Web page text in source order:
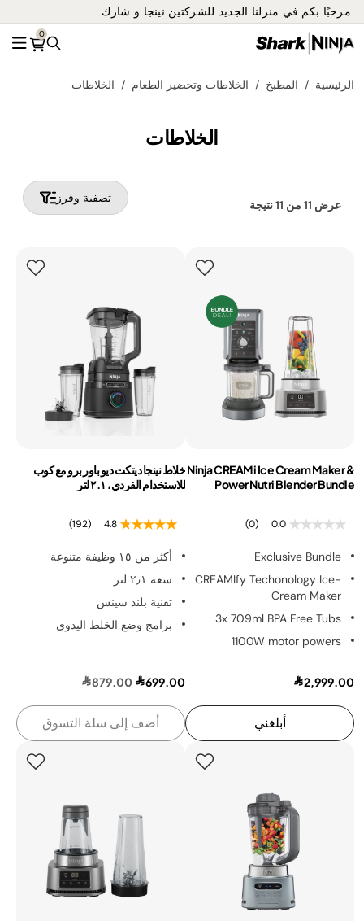
مرحبًا بكم في منزلنا الجديد للشركتين نينجا و شارك
بحث
0
الرئيسية المطبخ الخلاطات وتحضير الطعام الخلاطات
الخلاطات
تصفية وفرز عرض 11 من 11نتيجة
Ninja CREAMi Ice Cream Maker &
Power Nutri Blender Bundle
0.0
(0)
Exclusive Bundle
CREAMIfy Techonology Ice-
Cream Maker
3x 709ml BPA Free Tubs
1100W motor powers
2,999.00
أبلغني
خلاط نينجا ديتكت ديو باور برو مع كوب
للاستخدام الفردي، ٢.١ لتر
4.8
(192)
أكثر من ١٥ وظيفة متنوعة
سعة ٢٫١ لتر
تقنية بلند سينس
برامج وضع الخلط اليدوي
699.00
879.00
أضف إلى سلة التسوق